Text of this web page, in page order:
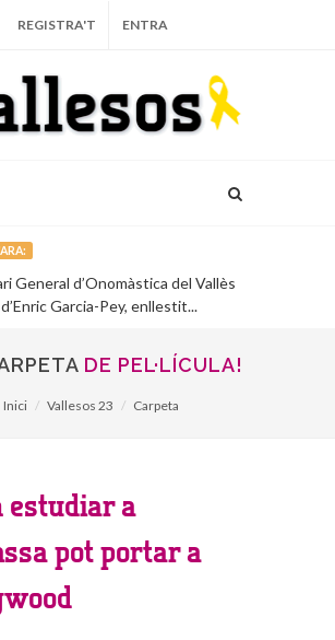
REGISTRA'T ENTRA
General d’Onomàstica del Vallès
Garcia-Pey, enllestit...
DE PEL·LÍCULA!
Inici Vallesos 23 Carpeta
estudiar a
pot portar a